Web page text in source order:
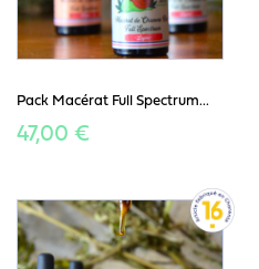
Pack Macérat Full Spectrum...
47,00 €